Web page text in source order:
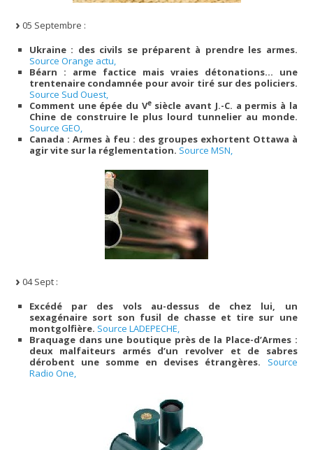
05 Septembre :
Ukraine : des civils se préparent à prendre les armes.
Source Orange actu,
Béarn : arme factice mais vraies détonations… une
trentenaire condamnée pour avoir tiré sur des policiers.
Source Sud Ouest,
Comment une épée du Vesiècle avant J.-C. a permis à la
Chine de construire le plus lourd tunnelier au monde.
Source GEO,
Canada : Armes à feu : des groupes exhortent Ottawa à
agir vite sur la réglementation. Source MSN,
04 Sept :
Excédé par des vols au-dessus de chez lui, un
sexagénaire sort son fusil de chasse et tire sur une
montgolfière. Source LADEPECHE,
Braquage dans une boutique près de la Place-d’Armes :
deux malfaiteurs armés d’un revolver et de sabres
dérobent une somme en devises étrangères. Source
Radio One,